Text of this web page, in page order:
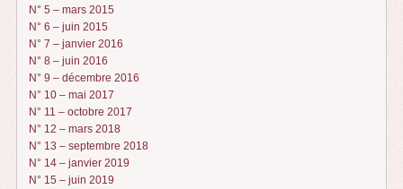
N° 5 – mars 2015
N° 6 – juin 2015
N° 7 – janvier 2016
N° 8 – juin 2016
N° 9 – décembre 2016
N° 10 – mai 2017
N° 11 – octobre 2017
N° 12 – mars 2018
N° 13 – septembre 2018
N° 14 – janvier 2019
N° 15 – juin 2019